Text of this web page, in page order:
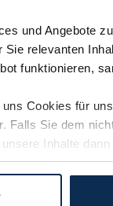
und Angebote
relevanten
funktionieren,
Cookies für
Falls Sie dem
Inhalte
können die